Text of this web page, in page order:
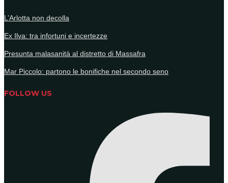
L’Arlotta non decolla
Ex Ilva: tra infortuni e incertezze
Presunta malasanità al distretto di Massafra
Mar Piccolo: partono le bonifiche nel secondo seno
FOLLOW US